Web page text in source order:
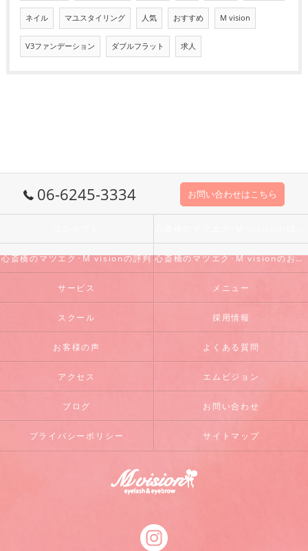
ネイル マユスタイリング 人気 おすすめ M vision
V3ファンデーション ダブルフラット 求人
06-6245-3334 お問い合わせはこちら
心斎橋のマツエク･M visionの評判 心斎橋のマツエク･M visionのお客様の声
サービス メニュー
スクール 採用情報
お客様の声 よくある質問
アクセス エムビジョン
ブログ お問い合わせ
プライバシーポリシー サイトマップ